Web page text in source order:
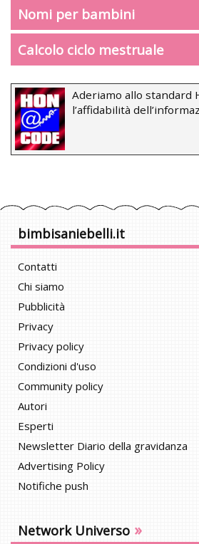
Nomi per bambini
Calcolo ciclo mestruale
Aderiamo allo standard
l’affidabilità
bimbisaniebelli.it
Contatti
Chi siamo
Pubblicità
Privacy
Privacy policy
Condizioni d'uso
Community policy
Autori
Esperti
Newsletter Diario della gravidanza
Advertising Policy
Notifiche push
Network Universo »